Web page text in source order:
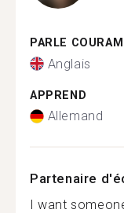
PARLE
Anglais
APPREND
Allemand
Partenaire
I want